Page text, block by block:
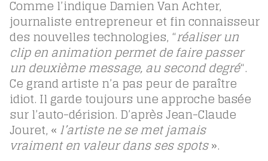
Comme l’indique Damien Van Achter,
journaliste entrepreneur et fin connaisseur
des nouvelles technologies, “réaliser un
clip en animation permet de faire passer
un deuxième message, au second degré“.
Ce grand artiste n’a pas peur de paraître
idiot. Il garde toujours une approche basée
sur l’auto-dérision. D’après Jean-Claude
Jouret, « l’artiste ne se met jamais
vraiment en valeur dans ses spots».